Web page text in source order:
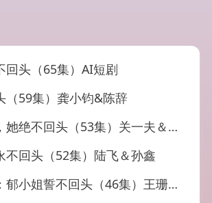
回头（65集）AI短剧
（59集）龚小钧&陈辞
绝不回头（53集）关一夫＆牟映竹
不回头（52集）陆飞＆孙鑫
姐誓不回头（46集）王珊珊＆袁川航